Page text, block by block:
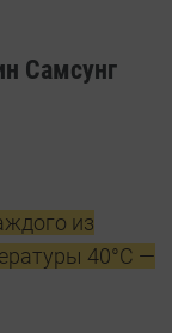
Самсунг
из
40°С —